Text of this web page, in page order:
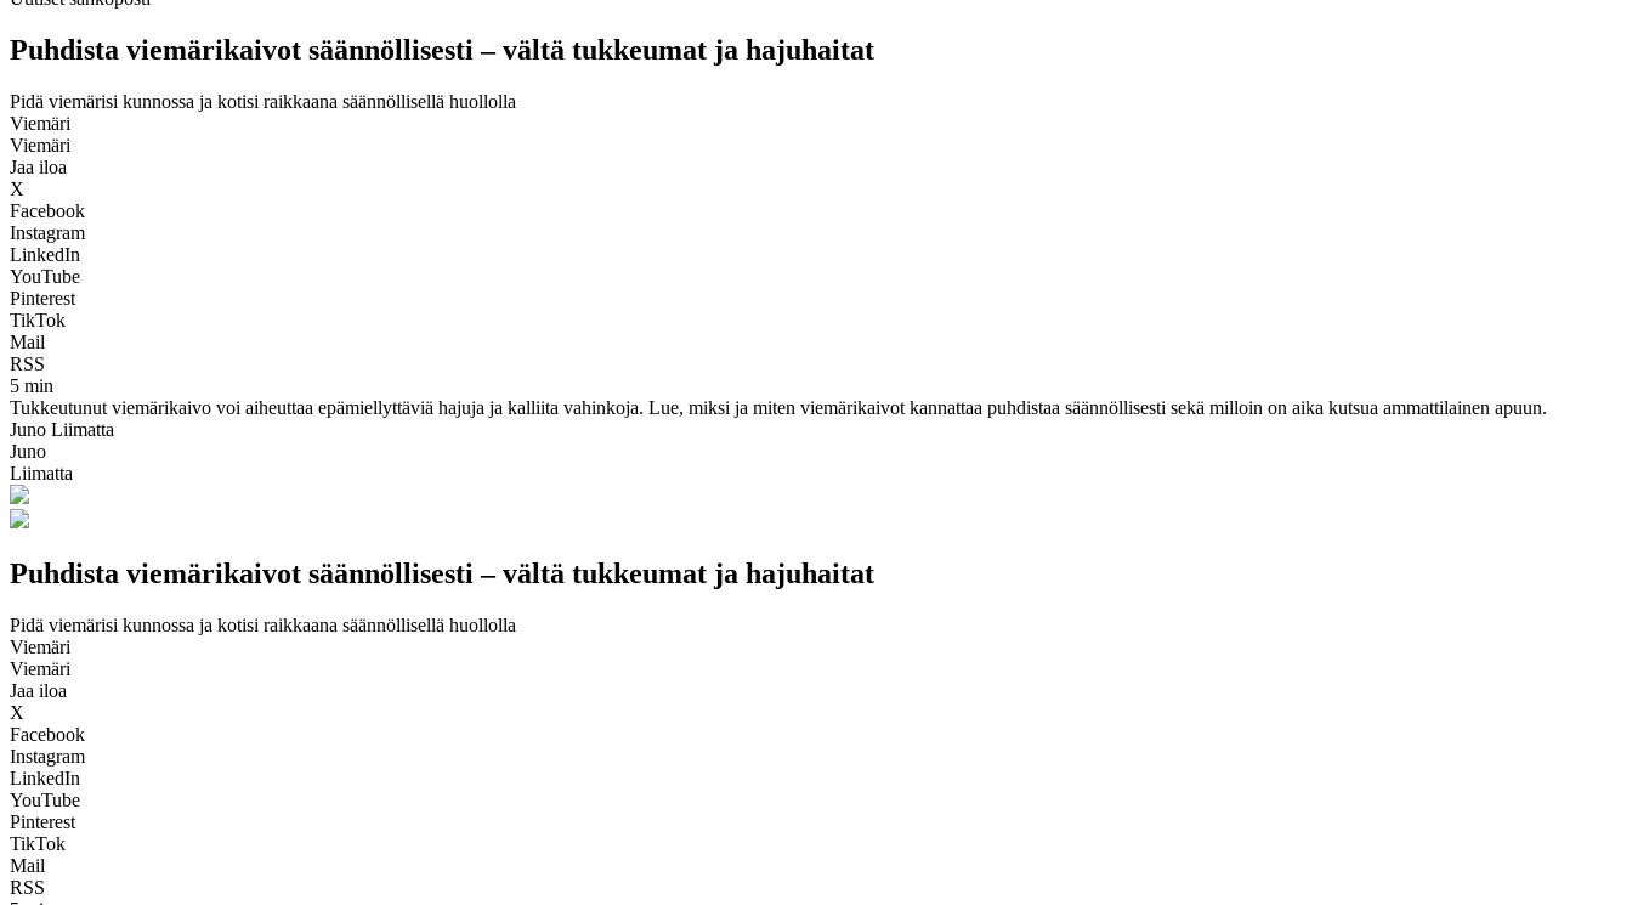
Puhdista viemärikaivot säännöllisesti – vältä tukkeumat ja hajuhaitat
Pidä viemärisi kunnossa ja kotisi raikkaana säännöllisellä huollolla
Viemäri
Viemäri
Jaa iloa
X
Facebook
Instagram
LinkedIn
YouTube
Pinterest
TikTok
Mail
RSS
5 min
Tukkeutunut viemärikaivo voi aiheuttaa epämiellyttäviä hajuja ja kalliita vahinkoja. Lue, miksi ja miten viemärikaivot kannattaa puhdistaa säännöllisesti sekä milloin on aika kutsua ammattilainen apuun.
Juno Liimatta
Juno
Liimatta
Puhdista viemärikaivot säännöllisesti – vältä tukkeumat ja hajuhaitat
Pidä viemärisi kunnossa ja kotisi raikkaana säännöllisellä huollolla
Viemäri
Viemäri
Jaa iloa
X
Facebook
Instagram
LinkedIn
YouTube
Pinterest
TikTok
Mail
RSS